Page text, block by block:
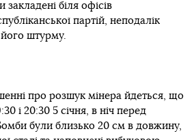
закладені біля офісів
партій, неподалік
його штурму.
про розшук мінера йдеться, що
і 20:30 5 січня, в ніч перед
були близько 20 см в довжину,